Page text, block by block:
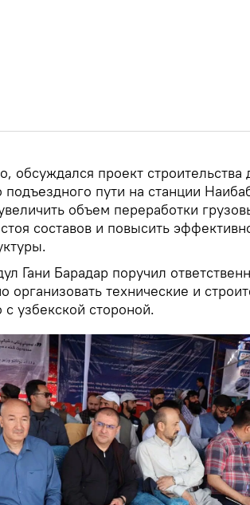
обсуждался проект
подъездного пути на станции
объем переработки
составов и повысить
Гани Барадар поручил
организовать технические и
с узбекской стороной.